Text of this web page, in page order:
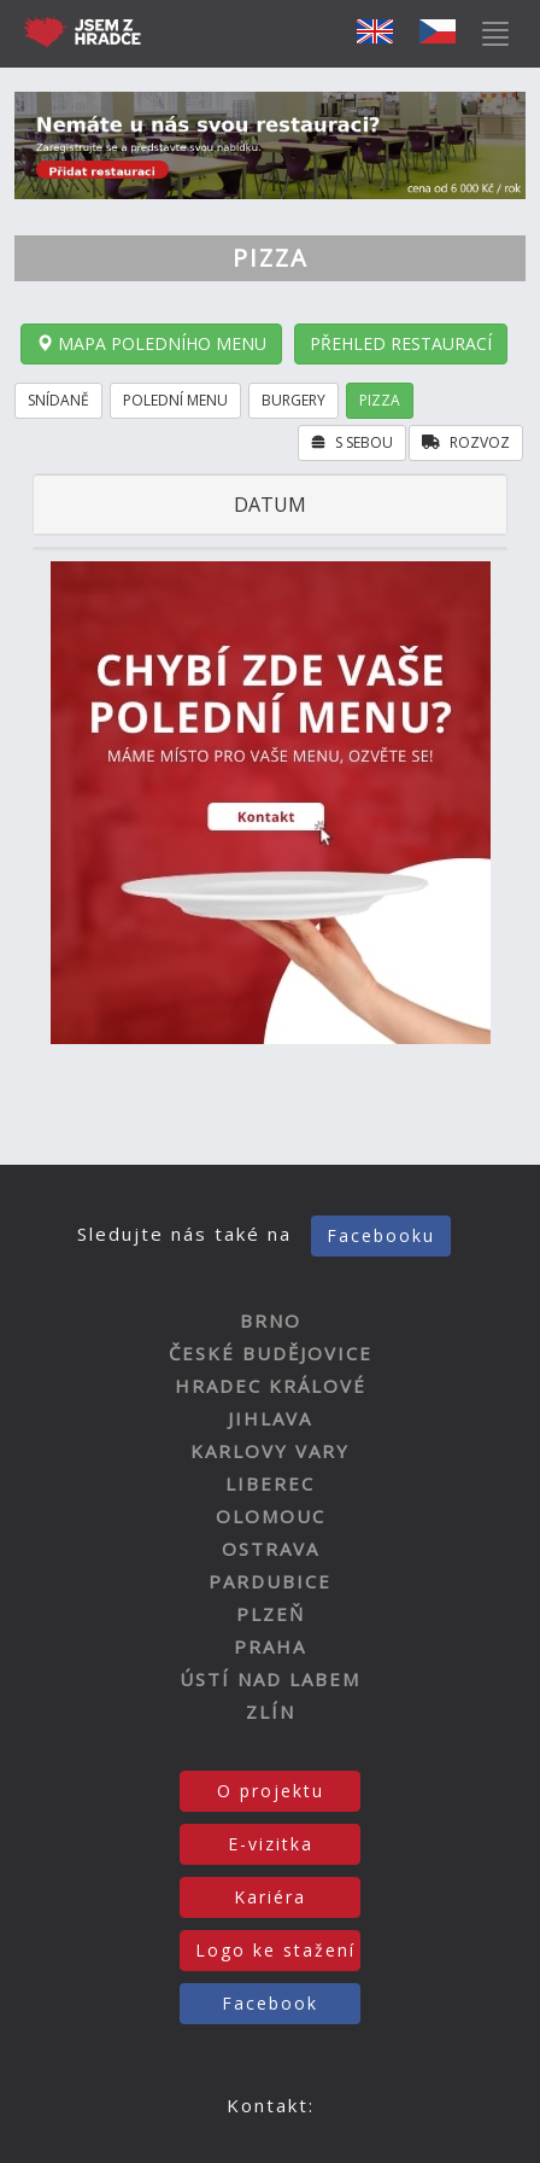
PIZZA
MAPA POLEDNÍHO MENU PŘEHLED RESTAURACÍ
SNÍDANĚ POLEDNÍ MENU BURGERY PIZZA
ROZVOZ
S SEBOU
DATUM
Sledujte nás také na Facebooku
BRNO
ČESKÉ BUDĚJOVICE
HRADEC KRÁLOVÉ
JIHLAVA
KARLOVY VARY
LIBEREC
OLOMOUC
OSTRAVA
PARDUBICE
PLZEŇ
PRAHA
ÚSTÍ NAD LABEM
ZLÍN
O projektu
E-vizitka
Kariéra
Logo ke stažení
Facebook
Kontakt: